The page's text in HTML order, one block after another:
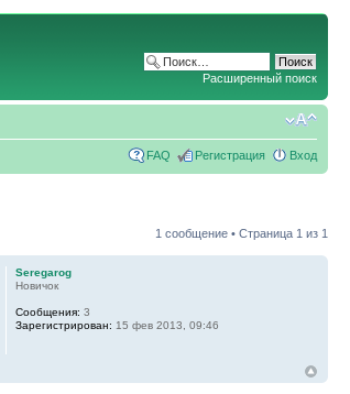
Расширенный поиск
FAQ Регистрация Вход
1 сообщение • Страница 1 из 1
Seregarog
Новичок
Сообщения: 3
Зарегистрирован: 15 фев 2013, 09:46